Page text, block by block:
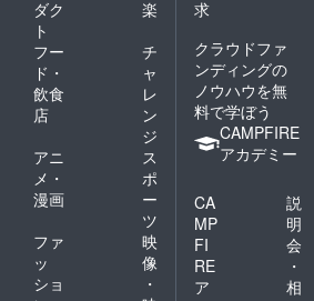
ダク
ト
楽
フー
ド・
飲食
店
チ
ャ
レ
ン
ジ
アニ
メ・
漫画
ス
ポ
ー
ツ
ファ
ッ
ショ
映
像
・
求
クラウドファ
ンディングの
ノウハウを無
料で学ぼう
CAMPFIRE
アカデミー
CA
MP
FI
RE
ア
説
明
会
・
相